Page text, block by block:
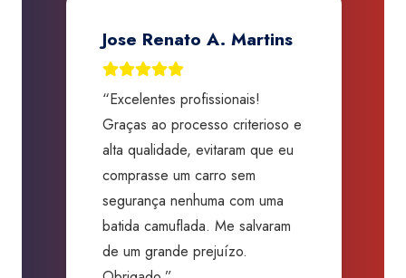
Jose Renato A. Martins
“Excelentes profissionais!
Graças ao processo criterioso e
alta qualidade, evitaram que eu
comprasse um carro sem
segurança nenhuma com uma
batida camuflada. Me salvaram
de um grande prejuízo.